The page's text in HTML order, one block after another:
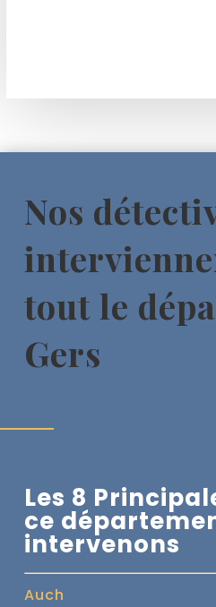
Nos
tout le
Gers
Les 8
ce
intervenons
Auch